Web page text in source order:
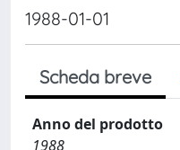
1988-01-01
Scheda breve
Anno del prodotto
1988